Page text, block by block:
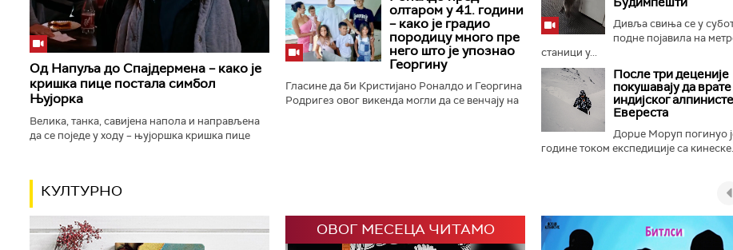
Од Напуља до Спајдермена – како је
кришка пице постала симбол
Њујорка
Велика, танка, савијена напола и направљена
да се поједе у ходу – њујоршка кришка пице
олтаром у 41. години
– како је градио
породицу много пре
него што је упознао
Георгину
Гласине да би Кристијано Роналдо и Георгина
Родригез овог викенда могли да се венчају на
Дивља свиња се у
подне појавила на
станици у...
После три деценије
покушавају да
индијског
Евереста
Дорџе Моруп погинуо
године током експедиције са
КУЛТУРНО
ОВОГ МЕСЕЦА ЧИТАМО